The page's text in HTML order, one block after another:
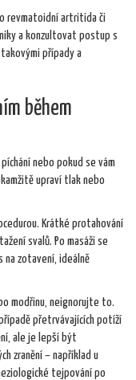
revmatoidní artritida či
a konzultovat postup s
případy a
během
nebo pokud se vám
upraví tlak nebo
Krátké protahování
svalů. Po masáži se
zotavení, ideálně
modřinu, neignorujte to.
přetrvávajících potíží
ale je lepší být
zranění – například u
tejpování po